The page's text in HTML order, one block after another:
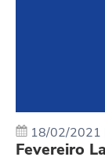
18/02/2021
Fevereiro